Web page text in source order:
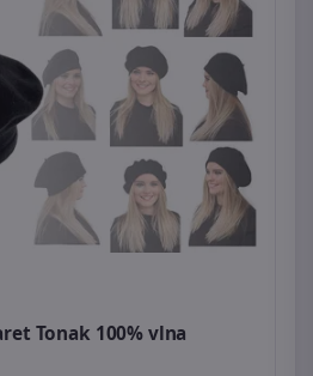
Tonak 100% vlna